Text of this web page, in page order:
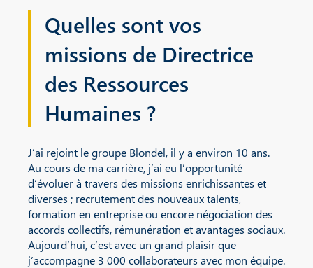
Quelles sont vos
missions de Directrice
des Ressources
Humaines ?
J’ai rejoint le groupe Blondel, il y a environ 10 ans.
Au cours de ma carrière, j’ai eu l’opportunité
d’évoluer à travers des missions enrichissantes et
diverses ; recrutement des nouveaux talents,
formation en entreprise ou encore négociation des
accords collectifs, rémunération et avantages sociaux.
Aujourd’hui, c’est avec un grand plaisir que
j’accompagne 3 000 collaborateurs avec mon équipe.